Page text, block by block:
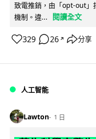
致電推銷，由「opt-out」
機制。違...
閱讀全文
329 26 ↗ 分享
人工智能
Lawton 1 日